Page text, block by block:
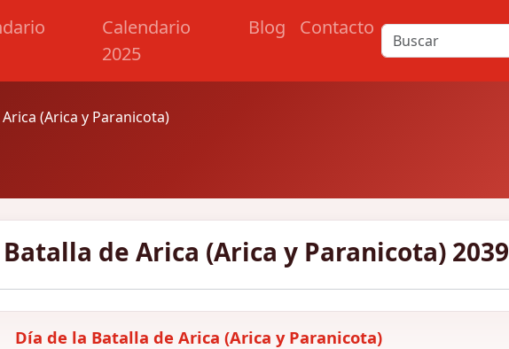
Calendario
2025
Blog Contacto
(Arica y Paranicota)
de Arica (Arica y Paranicota) 2039
Día de la Batalla de Arica (Arica y Paranicota)